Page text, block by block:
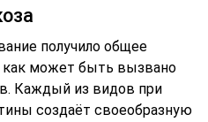
получило общее
как может быть вызвано
Каждый из видов при
создаёт своеобразную